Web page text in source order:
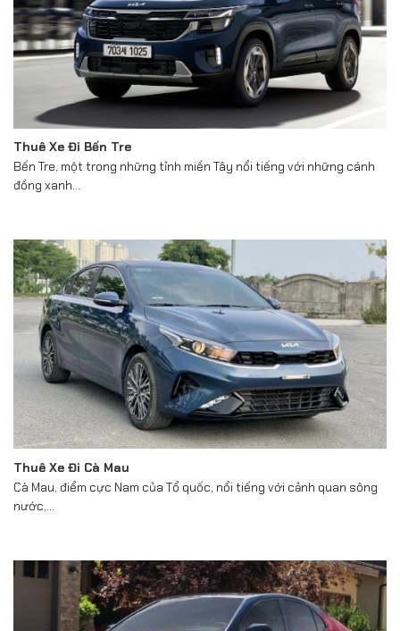
Thuê Xe Đi Bến Tre
Bến Tre, một trong những tỉnh miền Tây nổi tiếng với những cánh
đồng xanh...
Thuê Xe Đi Cà Mau
Cà Mau, điểm cực Nam của Tổ quốc, nổi tiếng với cảnh quan sông
nước,...